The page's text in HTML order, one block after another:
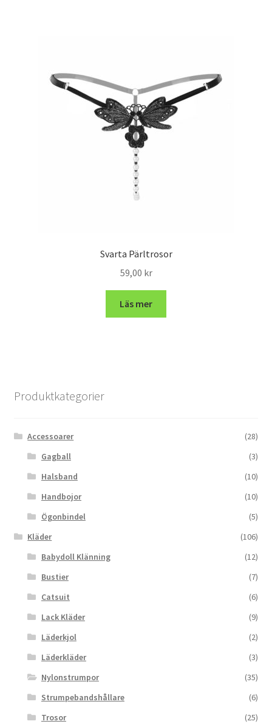
Svarta Pärltrosor
59,00 kr
Läs mer
Produktkategorier
Accessoarer
(28)
Gagball
(3)
Halsband
(10)
Handbojor
(10)
Ögonbindel
(5)
Kläder
(106)
Babydoll Klänning
(12)
Bustier
(7)
Catsuit
(6)
Lack Kläder
(9)
Läderkjol
(2)
Läderkläder
(3)
Nylonstrumpor
(35)
Strumpebandshållare
(6)
Trosor
(25)